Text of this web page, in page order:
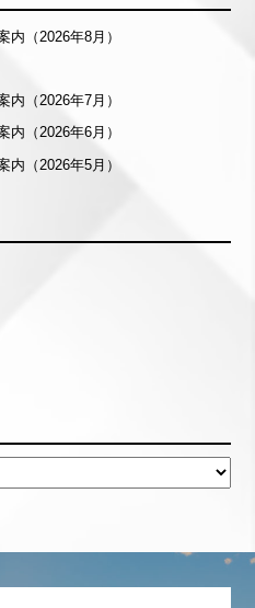
内（2026年8月）
内（2026年7月）
内（2026年6月）
内（2026年5月）